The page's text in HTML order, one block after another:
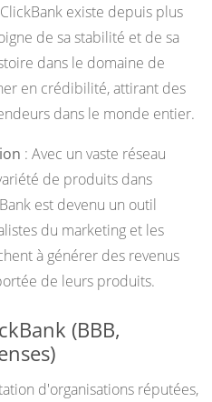
existe depuis plus
de sa stabilité et de sa
dans le domaine de
en crédibilité, attirant des
dans le monde entier.
: Avec un vaste réseau
de produits dans
est devenu un outil
du marketing et les
à générer des revenus
de leurs produits.
(BBB,
d'organisations réputées,